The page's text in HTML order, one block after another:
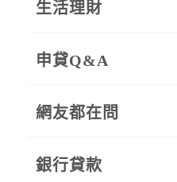
生活理財
申貸Q&A
網友都在問
銀行貸款